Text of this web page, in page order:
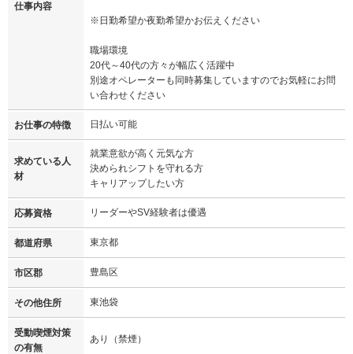
仕事内容
※日勤希望か夜勤希望かお伝えください
職場環境
20代～40代の方々が幅広く活躍中
別途オペレーターも同時募集していますのでお気軽にお問
い合わせください
お仕事の特徴 日払い可能
求めている人
材
就業意欲が高く元気な方
決められシフトを守れる方
キャリアップしたい方
応募資格 リーダーやSV経験者は優遇
都道府県 東京都
市区郡 豊島区
その他住所 東池袋
受動喫煙対策
の有無
あり（禁煙）